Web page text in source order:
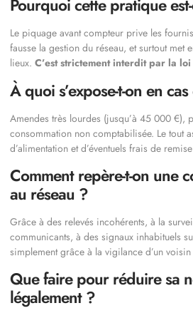
Pourquoi cette pratique
Le piquage avant compteur prive les
fausse la gestion du réseau, et surtout met
lieux. C’est strictement interdit par la
À quoi s’expose-t-on en
Amendes très lourdes (jusqu’à 45 000 €),
consommation non comptabilisée. Le tout
d’alimentation et d’éventuels frais de
Comment repère-t-on une
au réseau ?
Grâce à des relevés incohérents, à la
communicants, à des signaux inhabituels
simplement grâce à la vigilance d’un
Que faire pour réduire sa
légalement ?